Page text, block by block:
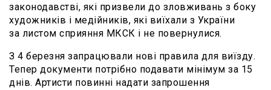
законодавстві, які призвели до зловживань з боку
художників і медійників, які виїхали з України
за листом сприяння МКСК і не повернулися.
З 4 березня запрацювали нові правила для виїзду.
Тепер документи потрібно подавати мінімум за 15
днів. Артисти повинні надати запрошення